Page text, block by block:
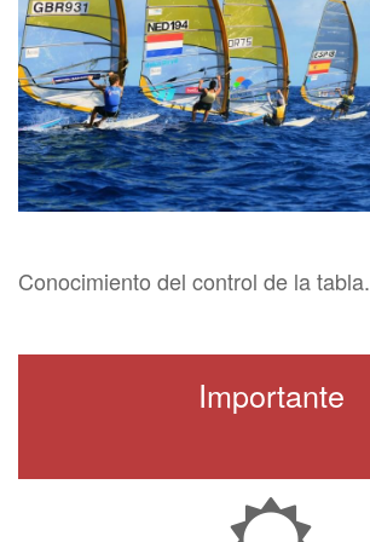
Conocimiento del control de la tabla.
Importante